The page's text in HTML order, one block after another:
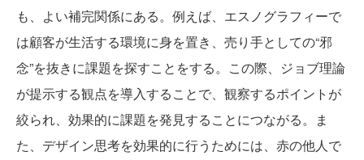
も、よい補完関係にある。例えば、エスノグラフィーで
は顧客が生活する環境に身を置き、売り手としての“邪
念”を抜きに課題を探すことをする。この際、ジョブ理論
が提示する観点を導入することで、観察するポイントが
絞られ、効果的に課題を発見することにつながる。ま
た、デザイン思考を効果的に行うためには、赤の他人で